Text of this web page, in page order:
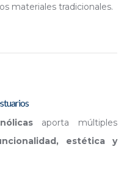
materiales tradicionales.
aporta múltiples
estética y